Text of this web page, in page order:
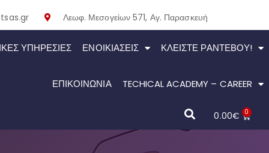
Λεωφ. Μεσογείων 571, Αγ. Παρασκευή
ΥΠΗΡΕΣΙΕΣ ΕΝΟΙΚΙΆΣΕΙΣ ΚΛΕΊΣΤΕ ΡΑΝΤΕΒΟΎ!
ΕΠΙΚΟΙΝΩΝΙΑ TECHICAL ACADEMY – CAREER
0.00€ 0